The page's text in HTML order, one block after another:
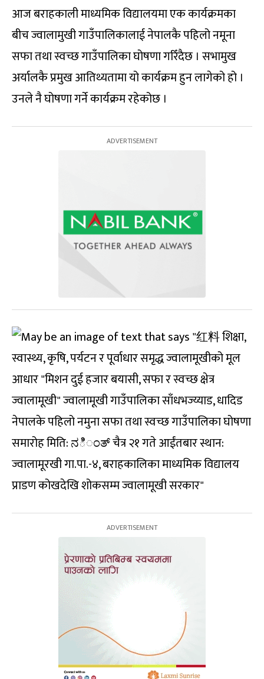
आज बराहकाली माध्यमिक विद्यालयमा एक कार्यक्रमका
बीच ज्वालामुखी गाउँपालिकालाई नेपालकै पहिलो नमूना
सफा तथा स्वच्छ गाउँपालिका घोषणा गरिँदैछ । सभामुख
अर्यालकै प्रमुख आतिथ्यतामा यो कार्यक्रम हुन लागेको हो ।
उनले नै घोषणा गर्ने कार्यक्रम रहेकोछ ।